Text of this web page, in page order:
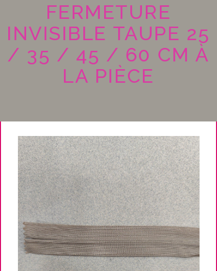
FERMETURE
INVISIBLE TAUPE 25
/ 35 / 45 / 60 CM À
LA PIÈCE